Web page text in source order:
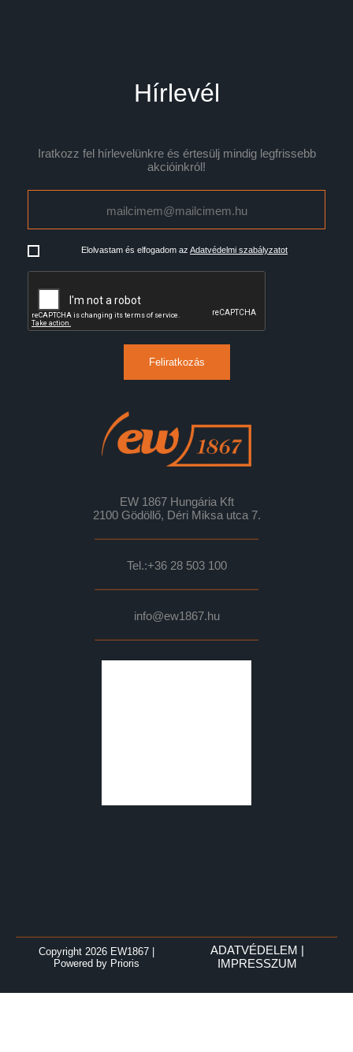
Hírlevél
Iratkozz fel hírlevelünkre és értesülj mindig legfrissebb
akcióinkról!
Elolvastam és elfogadom az Adatvédelmi szabályzatot
Feliratkozás
EW 1867 Hungária Kft
2100 Gödöllő, Déri Miksa utca 7.
Tel.:+36 28 503 100
info@ew1867.hu
Copyright 2026 EW1867
Powered by Prioris
ADATVÉDELEM
IMPRESSZUM